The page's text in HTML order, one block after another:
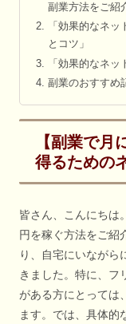
副業方法をご紹
「効果的なネ
とコツ」
「効果的なネッ
副業のおすすめ
【副業で月
得るための
皆さん、こんにちは
円を稼ぐ方法をご紹
り、自宅にいながら
きました。特に、フ
がある方にとっては
ます。では、具体的